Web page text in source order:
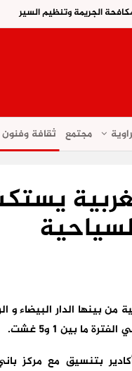
الجريمة وتنظيم السير
مجتمع ثقافة وفنون
10 مدن مغربية
من عشر مدن مغربية من بينها الدار
ما بين 1 و5 غشت.
بتنسيق مع مركز باني